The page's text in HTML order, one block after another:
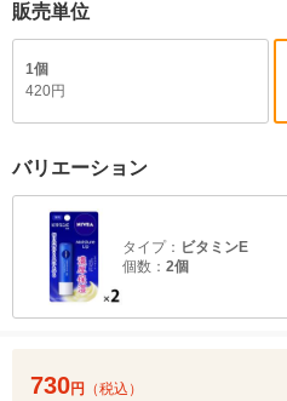
販売単位
1個
420円
バリエーション
タイプ： ビタミンE
個数： 2個
730円
（税込）